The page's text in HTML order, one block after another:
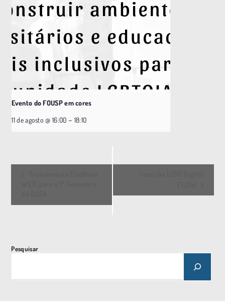
Evento do FOUSP em cores
11 de agosto @ 16:00 – 18:10
N
Pesquisar